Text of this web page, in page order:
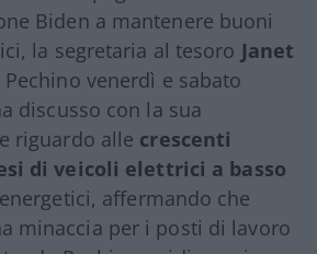
Biden a mantenere buoni
la segretaria al tesoro Janet
venerdì e sabato
discusso con la sua
riguardo alle crescenti
di veicoli elettrici a basso
affermando che
minaccia per i posti di lavoro